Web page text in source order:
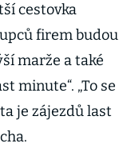
cestovka
firem budou
marže a také
minute“. „To se
je zájezdů last